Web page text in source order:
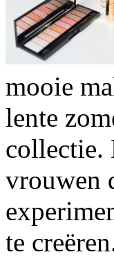
mooie
lente
collectie.
vrouwen
te